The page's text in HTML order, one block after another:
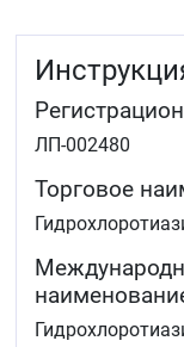
ЛП-002480
Торговое